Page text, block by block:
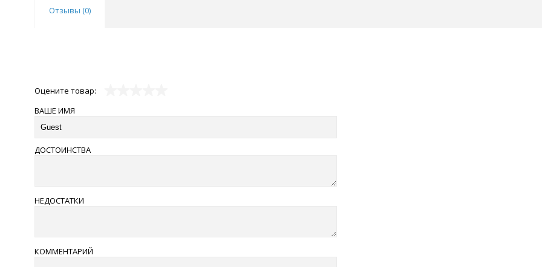
Отзывы (0)
Оцените товар:
ВАШЕ ИМЯ
ДОСТОИНСТВА
НЕДОСТАТКИ
КОММЕНТАРИЙ